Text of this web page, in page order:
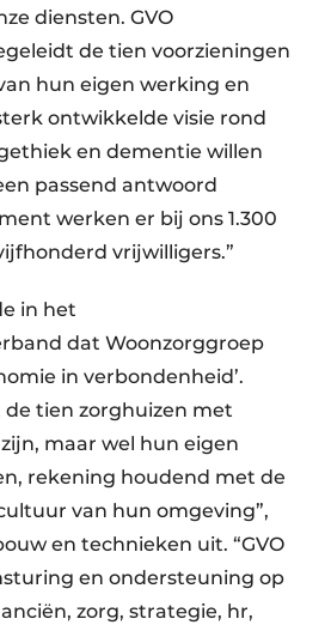
diensten. GVO
de tien voorzieningen
hun eigen werking en
ontwikkelde visie rond
en dementie willen
passend antwoord
werken er bij ons 1.300
vrijwilligers.”
in het
dat Woonzorggroep
in verbondenheid’.
tien zorghuizen met
maar wel hun eigen
rekening houdend met de
van hun omgeving”,
en technieken uit. “GVO
en ondersteuning op
zorg, strategie, hr,